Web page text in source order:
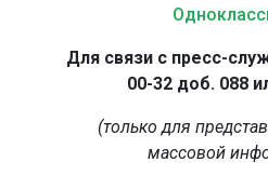
Для связи с пресс-
00-32 доб. 088
(только для
массовой